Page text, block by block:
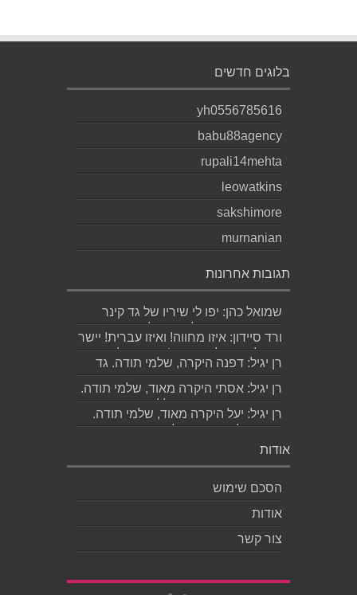
בלוגים חדשים
yh0556785616
babu88agency
rupali14mehta
leowatkins
sakshimore
murnanian
תגובות אחרונות
שמואל כהן: יפו לי שיריו של גד קינר
קיסינגר ואשמח לקחת חלק בערב
ההשקה של...
ורד סיידון: איזו מחווה! ואיזו עברית! יישר
כוח לכותב ולאהובתו :) שבת שלום...
רן יגיל: דפנה היקרה, שלמי תודה. גד
הוא אכן משורר איכותי ביותר. אמסור...
רן יגיל: אסתי היקרה מאוד, שלמי תודה.
ניכר כי השירים דיברו לליבך. אמסו...
רן יגיל: יעל היקרה מאוד, שלמי תודה.
אמסור לגד. שבת שלום. רן...
אודות
הסכם שימוש
אודות
צור קשר